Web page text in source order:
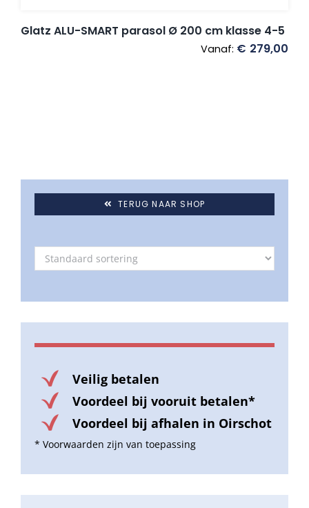
Glatz ALU-SMART parasol Ø 200 cm klasse 4-5
Vanaf: € 279,00
TERUG NAAR SHOP
Veilig betalen
Voordeel bij vooruit betalen*
Voordeel bij afhalen in Oirschot
* Voorwaarden zijn van toepassing